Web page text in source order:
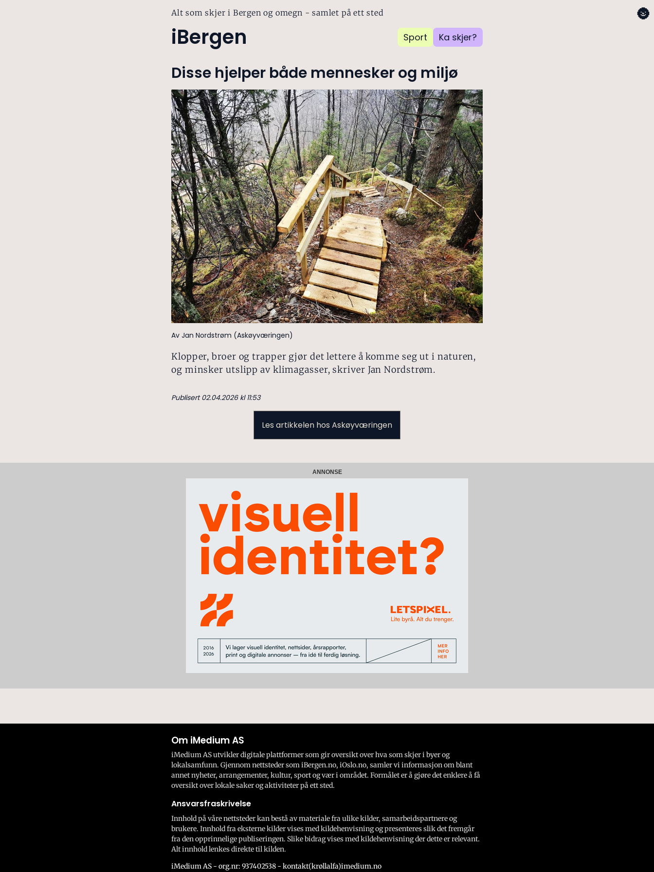
Alt som skjer i Bergen og omegn - samlet på ett sted
iBergen Sport Ka skjer?
🌚
Disse hjelper både mennesker og miljø
Av Jan Nordstrøm (Askøyværingen)
Klopper, broer og trapper gjør det lettere å komme seg ut i naturen,
og minsker utslipp av klimagasser, skriver Jan Nordstrøm.
Publisert 02.04.2026 kl 11:53
Les artikkelen hos Askøyværingen
ANNONSE
Om iMedium AS
iMedium AS utvikler digitale plattformer som gir oversikt over hva som skjer i byer og
lokalsamfunn. Gjennom nettsteder som iBergen.no, iOslo.no, samler vi informasjon om blant
annet nyheter, arrangementer, kultur, sport og vær i området. Formålet er å gjøre det enklere å få
oversikt over lokale saker og aktiviteter på ett sted.
Ansvarsfraskrivelse
Innhold på våre nettsteder kan bestå av materiale fra ulike kilder, samarbeidspartnere og
brukere. Innhold fra eksterne kilder vises med kildehenvisning og presenteres slik det fremgår
fra den opprinnelige publiseringen. Slike bidrag vises med kildehenvisning der dette er relevant.
Alt innhold lenkes direkte til kilden.
iMedium AS - org.nr: 937402538 - kontakt(krøllalfa)imedium.no